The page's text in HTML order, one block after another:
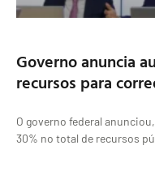
Governo anuncia
recursos para
O governo federal
30% no total de recursos